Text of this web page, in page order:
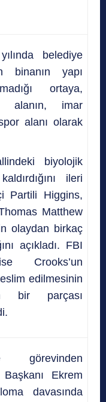
belediye
binanın yapı
ortaya,
alanın, imar
alanı olarak
biyolojik
ileri
Partili Higgins,
Matthew
olaydan birkaç
açıkladı. FBI
Crooks’un
edilmesinin
bir parçası
görevinden
Başkanı Ekrem
davasında